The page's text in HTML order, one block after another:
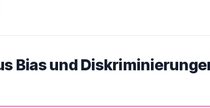
Bias und